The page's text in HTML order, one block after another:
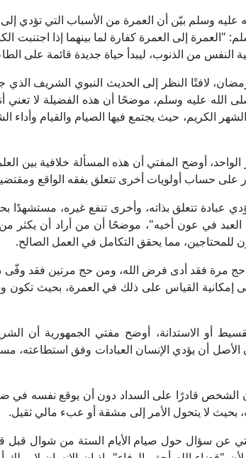
عليه وسلم بيّن أن العمرة من الأسباب التي تؤدي
"العمرة إلى العمرة كفارة لما بينهما إذا اجتنبت
النفس من الذنوب، ليبدأ حياة جديدة قائمة على
لافتًا النظر إلى الحديث النبوي الشريف الذي
الله عليه وسلم، موضحًا أن هذه الفضيلة لا تعني
الكريم، حيث يجتمع فيها الصيام والقيام وأداء
أوضح المفتي أن هذه المسألة خلافية بين
على حساب أولويات أخرى تتعلق بفقه الواقع
عبادة تتعلق بذاته، وأخرى تنفع غيره، مستشهدًا
في عون أخيه"، موضحًا أن من أراد أن يكثر
للمحتاجين، مما يحقق التكامل في العمل الصالح.
مرة فقد أدى فرض الله، ومن حج مرتين فقد وفّى
إمكانية القياس على ذلك في العمرة، بحيث تكون
أو الاستدانة، أوضح مفتي الجمهورية أن
أن يؤدي الإنسان العبادات وفق استطاعته،
الشخص قادرًا على السداد دون أن يوقع نفسه في
بحيث لا يتحول الأمر إلى مشقة أو عبء مالي ثقيل.
عن سؤال حول صيام الأيام الستة من شوال